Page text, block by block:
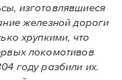
изготовлявшиеся
железной дороги
хрупкими, что
локомотивов
году разбили их.